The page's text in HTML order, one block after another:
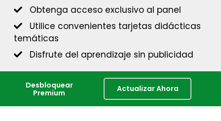
Obtenga acceso exclusivo al panel
Utilice convenientes tarjetas didácticas
temáticas
Disfrute del aprendizaje sin publicidad
Desbloquear
Premium
Actualizar Ahora